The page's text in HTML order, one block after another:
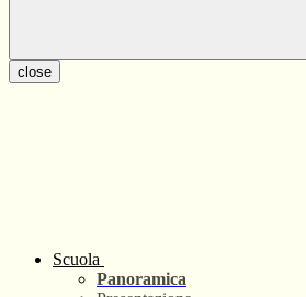
close
Scuola
Panoramica